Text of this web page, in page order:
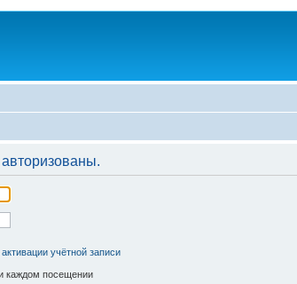
учётной записи
каждом посещении